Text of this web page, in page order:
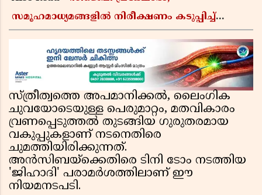
സമൂഹമാധ്യമങ്ങളിൽ നിരീക്ഷണം കടുപ്പിച്ച്
സ്ത്രീത്വത്തെ അപമാനിക്കൽ, ലൈംഗിക
ചുവയോടെയുള്ള പെരുമാറ്റം, മതവികാരം
വ്രണപ്പെടുത്തൽ തുടങ്ങിയ ഗുരുതരമായ
വകുപ്പുകളാണ് നടനെതിരെ
ചുമത്തിയിരിക്കുന്നത്.
അൻസിബയ്ക്കെതിരെ ടിനി ടോം നടത്തിയ
'ജിഹാദി' പരാമർശത്തിലാണ് ഈ
നിയമനടപടി.